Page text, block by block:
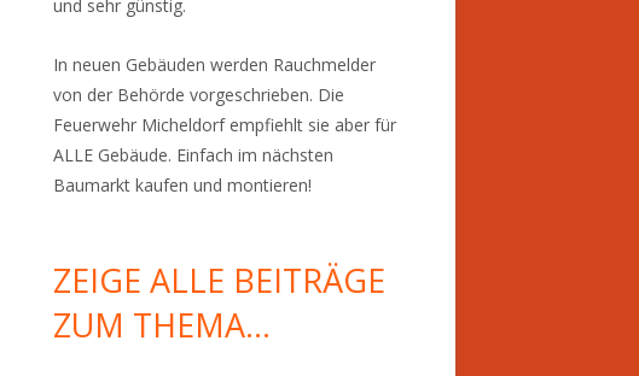
und sehr günstig.
In neuen Gebäuden werden Rauchmelder
von der Behörde vorgeschrieben. Die
Feuerwehr Micheldorf empfiehlt sie aber für
ALLE Gebäude. Einfach im nächsten
Baumarkt kaufen und montieren!
ZEIGE ALLE BEITRÄGE
ZUM THEMA…